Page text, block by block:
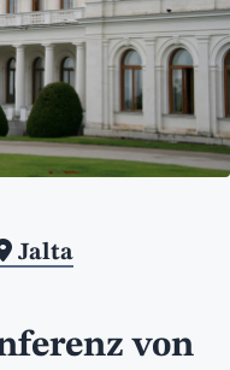
Jalta
von